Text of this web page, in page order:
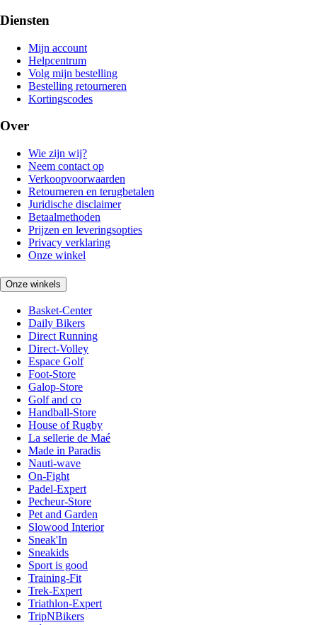
Diensten
Mijn account
Helpcentrum
Volg mijn bestelling
Bestelling retourneren
Kortingscodes
Over
Wie zijn wij?
Neem contact op
Verkoopvoorwaarden
Retourneren en terugbetalen
Juridische disclaimer
Betaalmethoden
Prijzen en leveringsopties
Privacy verklaring
Onze winkel
Onze winkels
Basket-Center
Daily Bikers
Direct Running
Direct-Volley
Espace Golf
Foot-Store
Galop-Store
Golf and co
Handball-Store
House of Rugby
La sellerie de Maé
Made in Paradis
Nauti-wave
On-Fight
Padel-Expert
Pecheur-Store
Pet and Garden
Slowood Interior
Sneak'In
Sneakids
Sport is good
Training-Fit
Trek-Expert
Triathlon-Expert
TripNBikers